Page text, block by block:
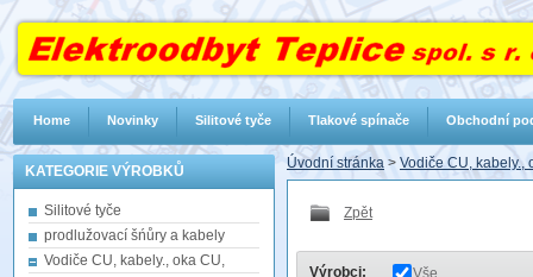
KATEGORIE VÝROBKŮ
Silitové tyče
prodlužovací šńůry a kabely
Vodiče CU, kabely., oka CU,
Úvodní stránka > Vodiče CU, kabely.,
Zpět
Výrobci: Vše
Home Novinky Silitové tyče Tlakové spínače Obchodní